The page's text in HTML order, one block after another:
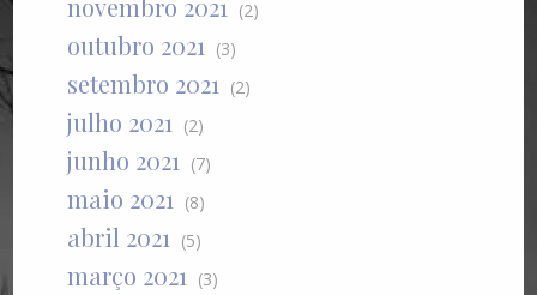
novembro 2021 (2)
outubro 2021 (3)
setembro 2021 (2)
julho 2021 (2)
junho 2021 (7)
maio 2021 (8)
abril 2021 (5)
março 2021 (3)